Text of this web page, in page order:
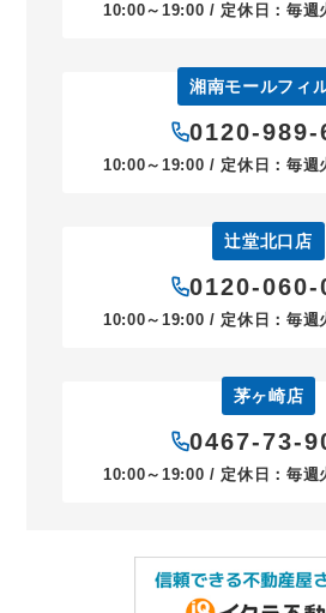
10:00～19:00 / 定休日：毎週
湘南モールフィ
0120-989-
10:00～19:00 / 定休日：毎週
辻堂北口店
0120-060-
10:00～19:00 / 定休日：毎週
茅ヶ崎店
0467-73-
10:00～19:00 / 定休日：毎週